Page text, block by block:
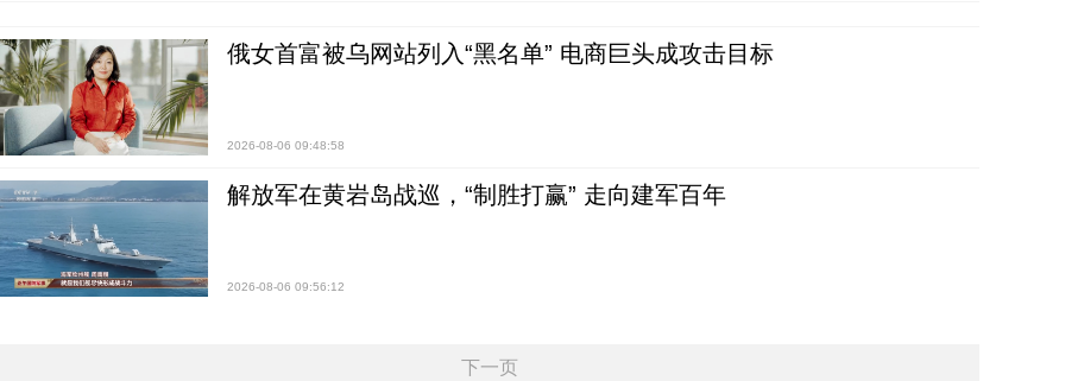
俄女首富被乌网站列入“黑名单” 电商巨头成攻击目标
2026-08-06 09:48:58
解放军在黄岩岛战巡，“制胜打赢” 走向建军百年
2026-08-06 09:56:12
下一页